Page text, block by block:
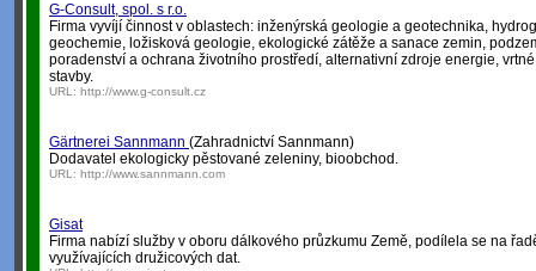
G-Consult, spol. s r.o.
Firma vyvíjí činnost v oblastech: inženýrská geologie a geotechnika,
geochemie, ložisková geologie, ekologické zátěže a sanace zemin,
poradenství a ochrana životního prostředí, alternativní zdroje energie,
stavby.
URL: http://www.g-consult.cz
Gärtnerei Sannmann (Zahradnictví Sannmann)
Dodavatel ekologicky pěstované zeleniny, bioobchod.
URL: http://www.sannmann.com
Gisat
Firma nabízí služby v oboru dálkového průzkumu Země, podílela se na
využívajících družicových dat.